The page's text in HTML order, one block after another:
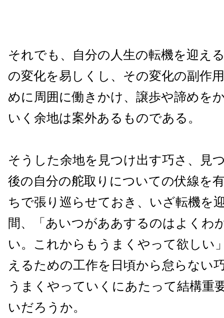
それでも、自分の人生の転機を迎え
の変化を易しくし、その変化の副作
めに周囲に働きかけ、譲歩や諦めを
いく余地は案外あるものである。
そうした余地を見つけ出す巧さ、見
後の自分の舵取りについての伏線を
ちで張り巡らせておき、いざ転機を
間、「あいつがああするのはよくわ
い。これからもうまくやって欲しい
えるための工作を日頃から怠らない
うまくやっていくにあたって結構重
いだろうか。